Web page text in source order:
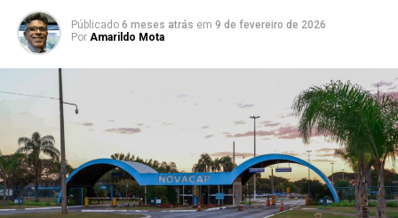
Públicado 6 meses atrás em 9 de fevereiro de 2026
Por Amarildo Mota